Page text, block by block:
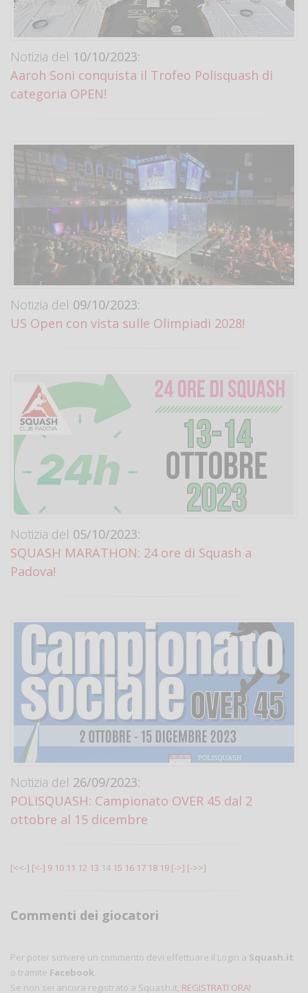
Notizia del 10/10/2023:
Aaroh Soni conquista il Trofeo Polisquash di
categoria OPEN!
Notizia del 09/10/2023:
US Open con vista sulle Olimpiadi 2028!
Notizia del 05/10/2023:
SQUASH MARATHON: 24 ore di Squash a
Padova!
Notizia del 26/09/2023:
POLISQUASH: Campionato OVER 45 dal 2
ottobre al 15 dicembre
[<<-] [<-] 9 10 11 12 13 14 15 16 17 18 19 [->] [->>]
Commenti dei giocatori
Per poter scrivere un commento devi effettuare il Login a Squash.it
o tramite Facebook.
Se non sei ancora registrato a Squash.it, REGISTRATI ORA!